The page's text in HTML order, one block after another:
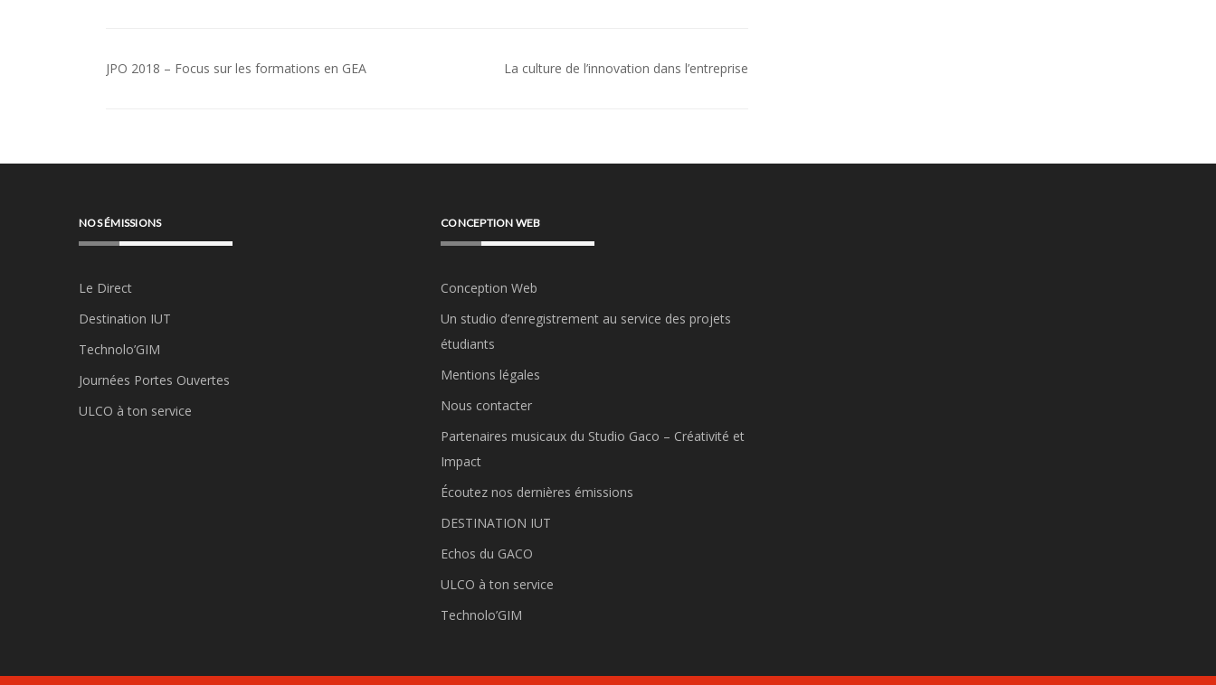
Navigation
JPO 2018 – Focus sur les formations en GEA La culture de l’innovation dans l’entreprise
NOS ÉMISSIONS
Le Direct
Destination IUT
Technolo’GIM
Journées Portes Ouvertes
ULCO à ton service
CONCEPTION WEB
Conception Web
Un studio d’enregistrement au service des projets
étudiants
Mentions légales
Nous contacter
Partenaires musicaux du Studio Gaco – Créativité et
Impact
Écoutez nos dernières émissions
DESTINATION IUT
Echos du GACO
ULCO à ton service
Technolo’GIM